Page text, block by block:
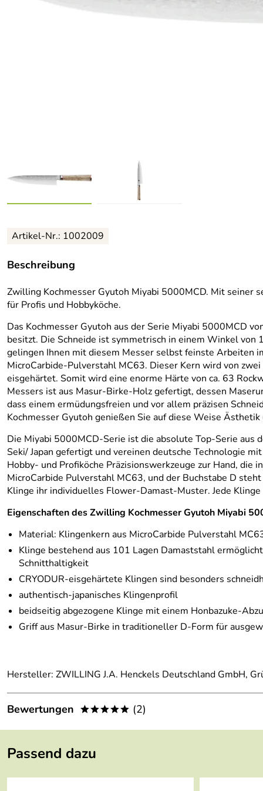
Artikel-Nr.: 1002009
Beschreibung
Zwilling Kochmesser Gyutoh Miyabi 5000MCD. Mit seiner
für Profis und Hobbyköche.
Das Kochmesser Gyutoh aus der Serie Miyabi 5000MCD
besitzt. Die Schneide ist symmetrisch in einem Winkel von
gelingen Ihnen mit diesem Messer selbst feinste Arbeiten
MicroCarbide-Pulverstahl MC63. Dieser Kern wird von
eisgehärtet. Somit wird eine enorme Härte von ca. 63
Messers ist aus Masur-Birke-Holz gefertigt, dessen
dass einem ermüdungsfreien und vor allem präzisen
Kochmesser Gyutoh genießen Sie auf diese Weise
Die Miyabi 5000MCD-Serie ist die absolute Top-Serie
Seki/ Japan gefertigt und vereinen deutsche Technologie
Hobby- und Profiköche Präzisionswerkzeuge zur Hand,
MicroCarbide Pulverstahl MC63, und der Buchstabe D
Klinge ihr individuelles Flower-Damast-Muster. Jede
Eigenschaften des Zwilling Kochmesser Gyutoh Miyabi
Material: Klingenkern aus MicroCarbide Pulverstahl
Klinge bestehend aus 101 Lagen Damaststahl
Schnitthaltigkeit
CRYODUR-eisgehärtete Klingen sind besonders
authentisch-japanisches Klingenprofil
beidseitig abgezogene Klinge mit einem Honbazuke-
Griff aus Masur-Birke in traditioneller D-Form für
Hersteller: ZWILLING J.A. Henckels Deutschland GmbH,
Bewertungen ***** (2)
5
4
Passend dazu